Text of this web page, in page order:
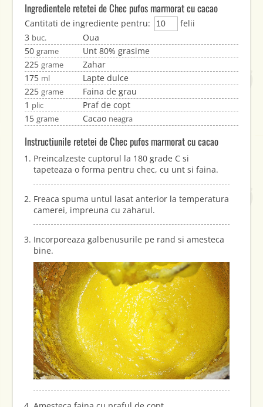
Ingredientele retetei de Chec pufos marmorat cu cacao
Cantitati de ingrediente pentru:
felii
3 buc.
Oua
50 grame
Unt 80% grasime
225 grame
Zahar
175 ml
Lapte dulce
225 grame
Faina de grau
1 plic
Praf de copt
15 grame Cacao neagra
Instructiunile retetei de Chec pufos marmorat cu cacao
Preincalzeste cuptorul la 180 grade C si
tapeteaza o forma pentru chec, cu unt si faina.
Freaca spuma untul lasat anterior la temperatura
camerei, impreuna cu zaharul.
Incorporeaza galbenusurile pe rand si amesteca
bine.